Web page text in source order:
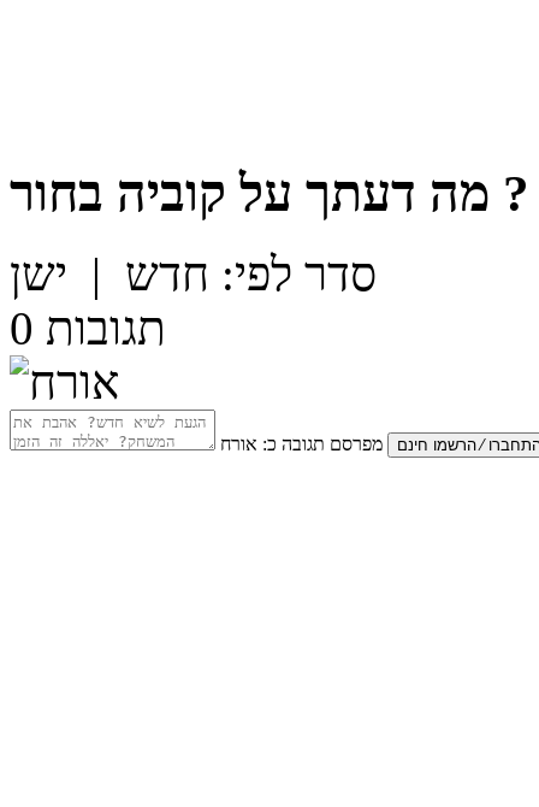
מה דעתך על קוביה בחור ?
סדר לפי: חדש | ישן
0 תגובות
מפרסם תגובה כ: אורח